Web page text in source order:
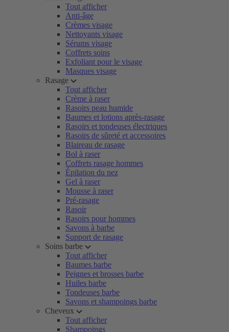
Tout afficher
Anti-âge
Crèmes visage
Nettoyants visage
Sérums visage
Coffrets soins
Exfoliant pour le visage
Masques visage
Rasage
Tout afficher
Crème à raser
Rasoirs peau humide
Baumes et lotions après-rasage
Rasoirs et tondeuses électriques
Rasoirs de sûreté et accessoires
Blaireau de rasage
Bol à raser
Coffrets rasage hommes
Épilation du nez
Gel à raser
Mousse à raser
Pré-rasage
Rasoir
Rasoirs pour hommes
Savons à barbe
Support de rasage
Soins barbe
Tout afficher
Baumes barbe
Peignes et brosses barbe
Huiles barbe
Tondeuses barbe
Savons et shampoings barbe
Cheveux
Tout afficher
Shampoings